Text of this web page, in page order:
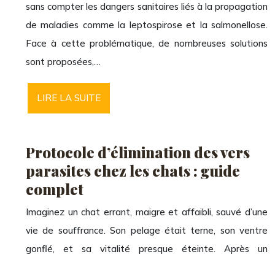
sans compter les dangers sanitaires liés à la propagation
de maladies comme la leptospirose et la salmonellose.
Face à cette problématique, de nombreuses solutions
sont proposées,…
LIRE LA SUITE
Protocole d’élimination des vers
parasites chez les chats : guide
complet
Imaginez un chat errant, maigre et affaibli, sauvé d’une
vie de souffrance. Son pelage était terne, son ventre
gonflé, et sa vitalité presque éteinte. Après un